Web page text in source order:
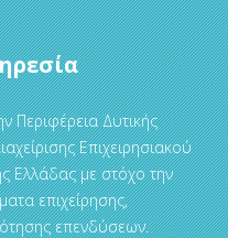
Περιφέρεια Δυτικής
Επιχειρησιακού
Ελλάδας με στόχο την
επιχείρησης,
επενδύσεων.